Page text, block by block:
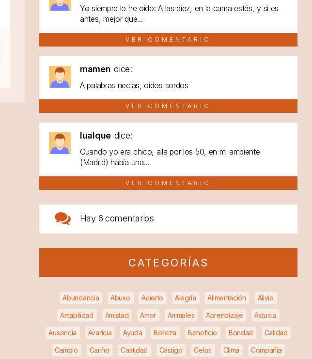
Yo siempre lo he oído: A las diez, en la cama estés, y si es
antes, mejor que...
VER COMENTARIO
mamen dice:
A palabras necias, oídos sordos
VER COMENTARIO
lualque dice:
Cuando yo era chico, alla por los 50, en mi ambiente
(Madrid) había una...
VER COMENTARIO
Hay 6 comentarios
CATEGORÍAS
Abundancia Abuso Acierto Alegría Alimentación Alivio
Amabilidad Amistad Amor Animales Aprendizaje Astucia
Ausencia Avaricia Ayuda Belleza Beneficio Bondad Calidad
Cambio Cariño Castidad Castigo Celos Clima Compañía